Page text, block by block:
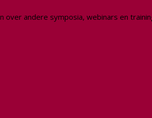
andere symposia, webinars en